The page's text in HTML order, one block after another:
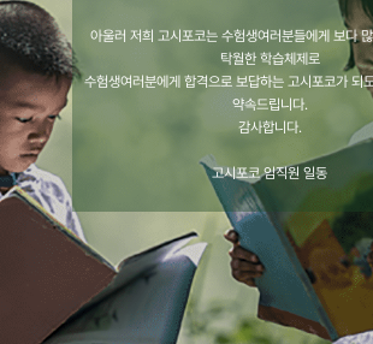
아울러 저희 고시포코는 수험생여러분들에게 보다
탁월한 학습체제로
수험생여러분에게 합격으로 보답하는 고시포코가 되
약속드립니다.
감사합니다.
고시포코 임직원 일동